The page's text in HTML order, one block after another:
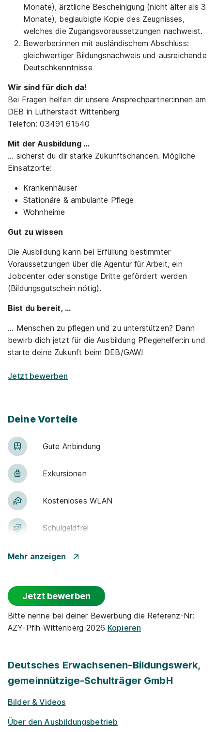
Monate), ärztliche Bescheinigung (nicht älter als 3
Monate), beglaubigte Kopie des Zeugnisses,
welches die Zugangsvoraussetzungen nachweist.
Bewerber:innen mit ausländischem Abschluss:
gleichwertiger Bildungsnachweis und ausreichende
Deutschkenntnisse
Wir sind für dich da!
Bei Fragen helfen dir unsere Ansprechpartner:innen am
DEB in Lutherstadt Wittenberg
Telefon: 03491 61540
Mit der Ausbildung …
... sicherst du dir starke Zukunftschancen. Mögliche
Einsatzorte:
Krankenhäuser
Stationäre & ambulante Pflege
Wohnheime
Gut zu wissen
Die Ausbildung kann bei Erfüllung bestimmter
Voraussetzungen über die Agentur für Arbeit, ein
Jobcenter oder sonstige Dritte gefördert werden
(Bildungsgutschein nötig).
Bist du bereit, ...
... Menschen zu pflegen und zu unterstützen? Dann
bewirb dich jetzt für die Ausbildung Pflegehelfer:in und
starte deine Zukunft beim DEB/GAW!
Jetzt bewerben
Deine Vorteile
Gute An­bin­dung
Exkur­sionen
Kostenloses WLAN
Schulgeld­frei
Mehr anzeigen
Jetzt bewerben
Bitte nenne bei deiner Bewerbung die Referenz-Nr:
AZY-Pflh-Wittenberg-2026 Kopieren
Deutsches Erwachsenen-Bildungswerk,
gemeinnützige-Schulträger GmbH
Bilder & Videos
Über den Ausbildungsbetrieb